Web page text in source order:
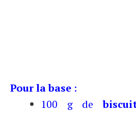
Pour la base :
100 g de